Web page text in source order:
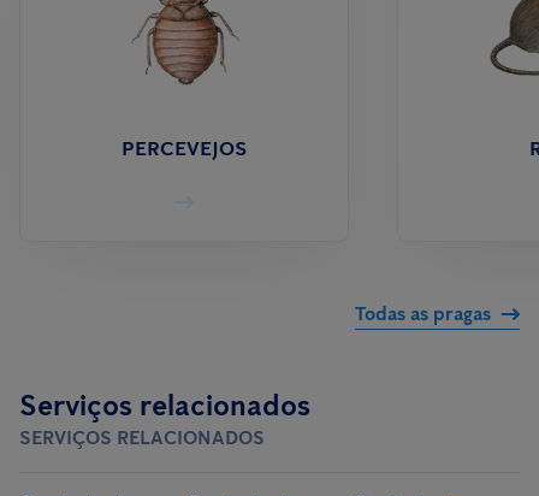
PERCEVEJOS
Todas as pragas
Serviços relacionados
SERVIÇOS RELACIONADOS